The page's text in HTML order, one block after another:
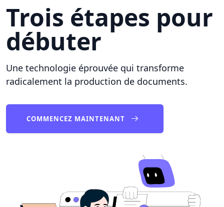
Trois étapes pour
débuter
Une technologie éprouvée qui transforme
radicalement la production de documents.
COMMENCEZ MAINTENANT